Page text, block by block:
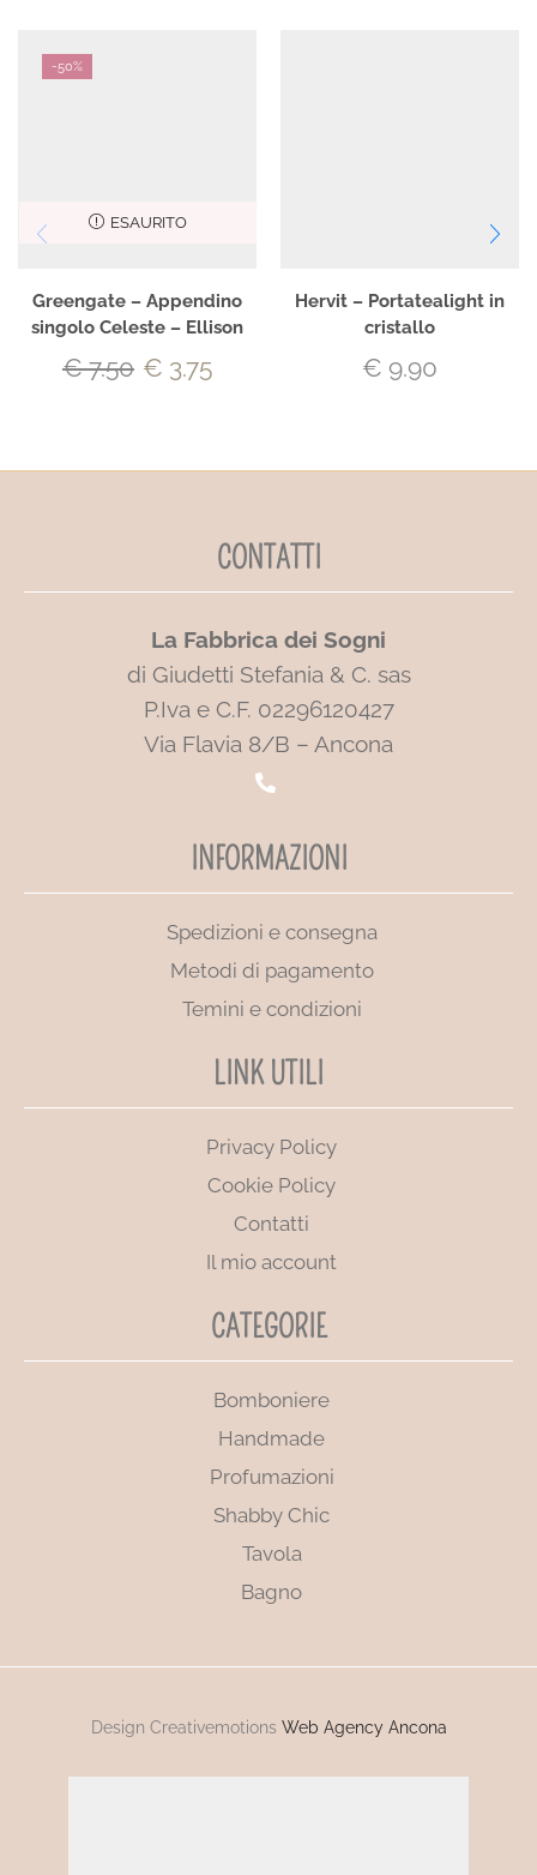
-50%
ESAURITO
Greengate – Appendino
singolo Celeste – Ellison
€7.50 € 3.75
Hervit – Portatealight in
cristallo
€ 9.90
CONTATTI
La Fabbrica dei Sogni
di Giudetti Stefania & C. sas
P.Iva e C.F. 02296120427
Via Flavia 8/B – Ancona
INFORMAZIONI
Spedizioni e consegna
Metodi di pagamento
Temini e condizioni
LINK UTILI
Privacy Policy
Cookie Policy
Contatti
Il mio account
CATEGORIE
Bomboniere
Handmade
Profumazioni
Shabby Chic
Tavola
Bagno
Design Creativemotions Web Agency Ancona